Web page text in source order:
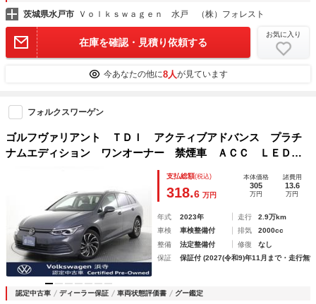
茨城県水戸市 Ｖｏｌｋｓｗａｇｅｎ 水戸 （株）フォレスト
在庫を確認・見積り依頼する
お気に入り
今あなたの他に8人が見ています
フォルクスワーゲン
ゴルフヴァリアント ＴＤＩ アクティブアドバンス プラチ
ナムエディション ワンオーナー 禁煙車 ＡＣＣ ＬＥＤラ
イト オートライト シートヒーター アンビエントライト
障害物センサー バックカメラ 駐車支援 オートホールド
ブラインドスポット ブレーキアシスト
支払総額(税込)
318.6 万円
本体価格
305
万円
諸費用
13.6
万円
年式 2023年 走行
2.9万km
車検
車検整備付 排気
2000cc
整備
法定整備付 修復
なし
保証
保証付 (2027(令和9)年11月まで・走行無
認定中古車 ディーラー保証 車両状態評価書 グー鑑定